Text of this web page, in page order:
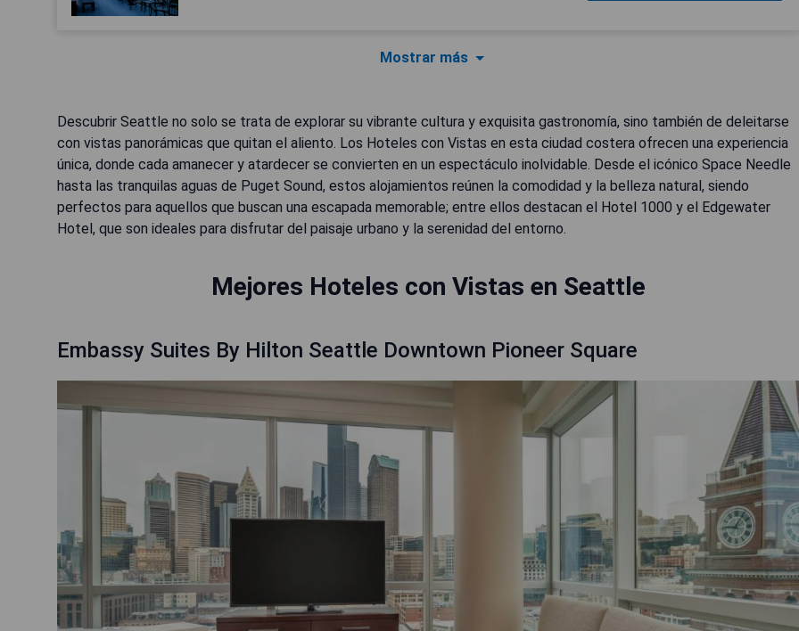
Mostrar más
Descubrir Seattle no solo se trata de explorar su vibrante cultura y exquisita gastronomía, sino también de deleitarse
con vistas panorámicas que quitan el aliento. Los Hoteles con Vistas en esta ciudad costera ofrecen una experiencia
única, donde cada amanecer y atardecer se convierten en un espectáculo inolvidable. Desde el icónico Space Needle
hasta las tranquilas aguas de Puget Sound, estos alojamientos reúnen la comodidad y la belleza natural, siendo
perfectos para aquellos que buscan una escapada memorable; entre ellos destacan el Hotel 1000 y el Edgewater
Hotel, que son ideales para disfrutar del paisaje urbano y la serenidad del entorno.
Mejores Hoteles con Vistas en Seattle
Embassy Suites By Hilton Seattle Downtown Pioneer Square